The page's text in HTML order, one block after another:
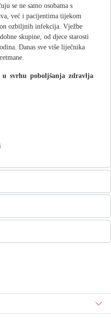
se ne samo osobama s
već i pacijentima tijekom
ozbiljnih infekcija. Vježbe
skupine, od djece starosti
Danas sve više liječnika
svrhu poboljšanja zdravlja